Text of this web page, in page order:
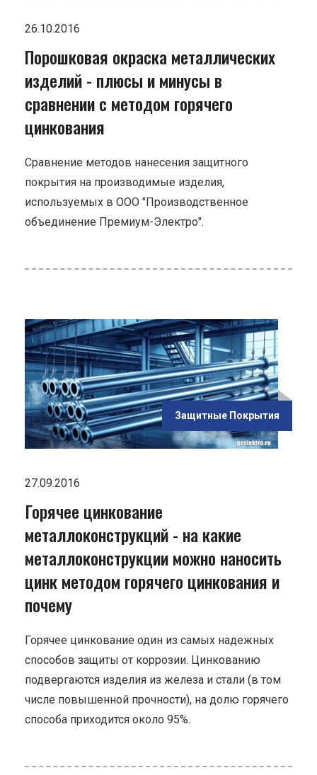
26.10.2016
Порошковая окраска металлических
изделий - плюсы и минусы в
сравнении с методом горячего
цинкования
Сравнение методов нанесения защитного
покрытия на производимые изделия,
используемых в ООО "Производственное
объединение Премиум-Электро".
Защитные Покрытия
27.09.2016
Горячее цинкование
металлоконструкций - на какие
металлоконструкции можно наносить
цинк методом горячего цинкования и
почему
Горячее цинкование один из самых надежных
способов защиты от коррозии. Цинкованию
подвергаются изделия из железа и стали (в том
числе повышенной прочности), на долю горячего
способа приходится около 95%.